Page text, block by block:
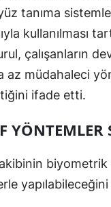
tanıma
kullanılması
çalışanların
az müdahaleci
ifade etti.
yapılabileceğini